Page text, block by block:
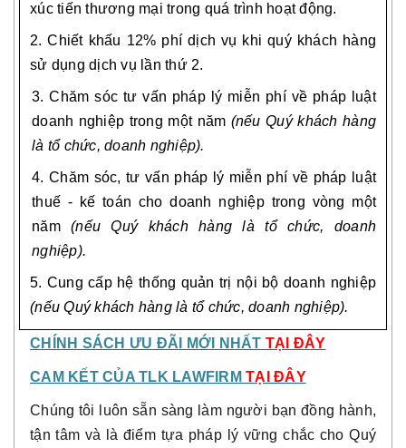
xúc tiến thương mại trong quá trình hoạt động.
2. Chiết khấu 12% phí dịch vụ khi quý khách hàng
sử dụng dịch vụ lần thứ 2.
3. Chăm sóc tư vấn pháp lý miễn phí về pháp luật
doanh nghiệp trong một năm (nếu Quý khách hàng
là tổ chức, doanh nghiệp).
4. Chăm sóc, tư vấn pháp lý miễn phí về pháp luật
thuế - kế toán cho doanh nghiệp trong vòng một
năm(nếu Quý khách hàng là tổ chức, doanh
nghiệp).
5. Cung cấp hệ thống quản trị nội bộ doanh nghiệp
(nếu Quý khách hàng là tổ chức, doanh nghiệp).
CHÍNH SÁCH ƯU ĐÃI MỚI NHẤT TẠI ĐÂY
CAM KẾT CỦA TLK LAWFIRM TẠI ĐÂY
Chúng tôi luôn sẵn sàng làm người bạn đồng hành,
tận tâm và là điểm tựa pháp lý vững chắc cho Quý